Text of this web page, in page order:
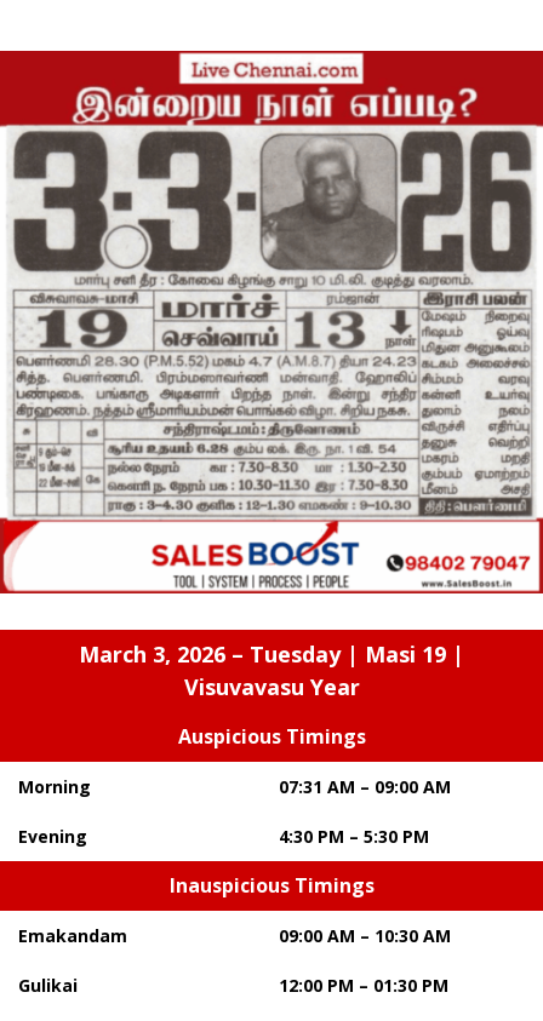
March 3, 2026 – Tuesday | Masi 19 |
Visuvavasu Year
Auspicious Timings
Morning 07:31 AM – 09:00 AM
Evening 4:30 PM – 5:30 PM
Inauspicious Timings
Emakandam 09:00 AM – 10:30 AM
Gulikai 12:00 PM – 01:30 PM